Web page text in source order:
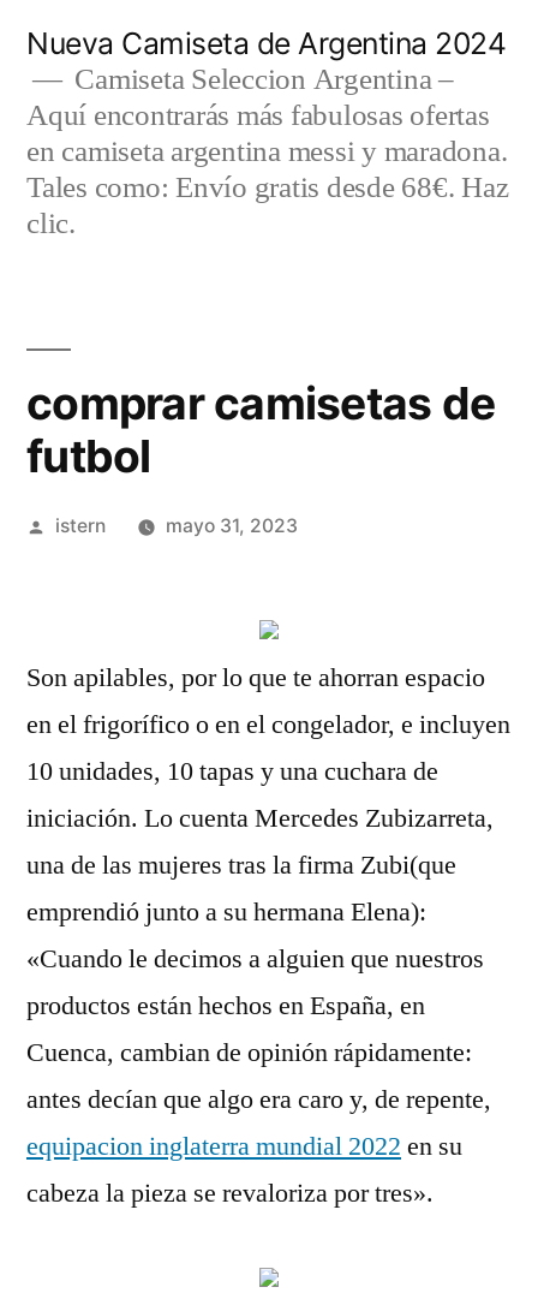
contenido
Nueva Camiseta de Argentina 2024
Camiseta Seleccion Argentina –
Aquí encontrarás más fabulosas ofertas
en camiseta argentina messi y maradona.
Tales como: Envío gratis desde 68€. Haz
clic.
comprar camisetas de
futbol
Publicado
istern mayo 31, 2023
Son apilables, por lo que te ahorran espacio
en el frigorífico o en el congelador, e incluyen
10 unidades, 10 tapas y una cuchara de
iniciación. Lo cuenta Mercedes Zubizarreta,
una de las mujeres tras la firma Zubi(que
emprendió junto a su hermana Elena):
«Cuando le decimos a alguien que nuestros
productos están hechos en España, en
Cuenca, cambian de opinión rápidamente:
antes decían que algo era caro y, de repente,
equipacion inglaterra mundial 2022 en su
cabeza la pieza se revaloriza por tres».